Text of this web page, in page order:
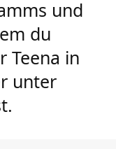
und
du
Teena in
unter